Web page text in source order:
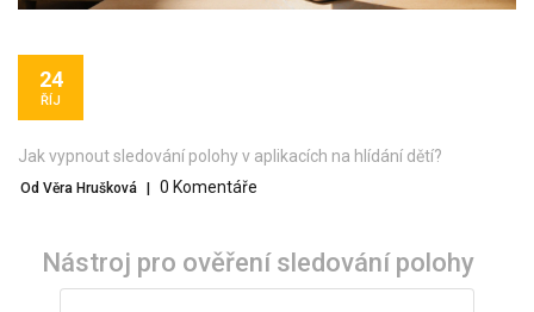
24
ŘÍJ
Jak vypnout sledování polohy v aplikacích na hlídání dětí?
Od Věra Hrušková 0 Komentáře
Nástroj pro ověření sledování polohy